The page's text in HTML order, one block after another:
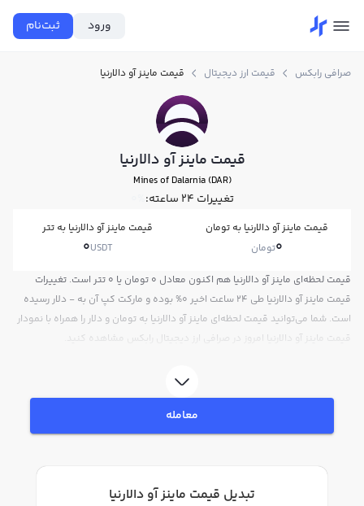
ورود ثبت‌نام
صرافی رابکس قیمت ارز دیجیتال قیمت ماینز آو دالارنیا
قیمت ماینز آو دالارنیا
Mines of Dalarnia (DAR)
تغییرات ۲۴ ساعته: 0%
قیمت ماینز آو دالارنیا به تومان
0تومان
قیمت ماینز آو دالارنیا به تتر
0USDT
قیمت لحظه‌ای ماینز آو دالارنیا هم اکنون معادل 0 تومان یا 0 تتر است. تغییرات
قیمت ماینز آو دالارنیا طی 24 ساعت اخیر 0% بوده و مارکت کپ آن به - دلار رسیده
است. شما می‌توانید قیمت لحظه‌ای ماینز آو دالارنیا به تومان و دلار را همراه با نمودار
قیمت ماینز آو دالارنیا امروز در صرافی ارز دیجیتال رابکس مشاهده کنید.
معامله
تبدیل قیمت ماینز آو دالارنیا